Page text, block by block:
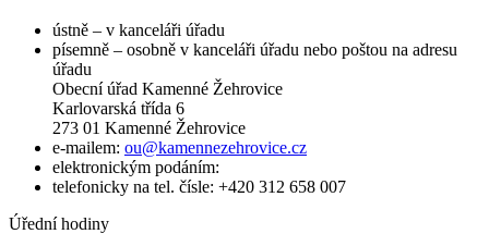
ústně – v kanceláři úřadu
písemně – osobně v kanceláři úřadu nebo poštou na adresu
úřadu
Obecní úřad Kamenné Žehrovice
Karlovarská třída 6
273 01 Kamenné Žehrovice
e-mailem: ou@kamennezehrovice.cz
elektronickým podáním:
telefonicky na tel. čísle: +420 312 658 007
Úřední hodiny